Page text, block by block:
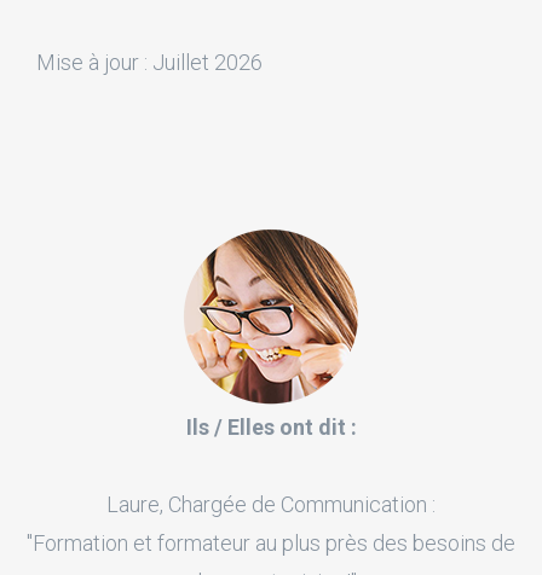
Mise à jour : Juillet 2026
Ils / Elles ont dit :
Laure, Chargée de Communication :
"Formation et formateur au plus près des besoins de